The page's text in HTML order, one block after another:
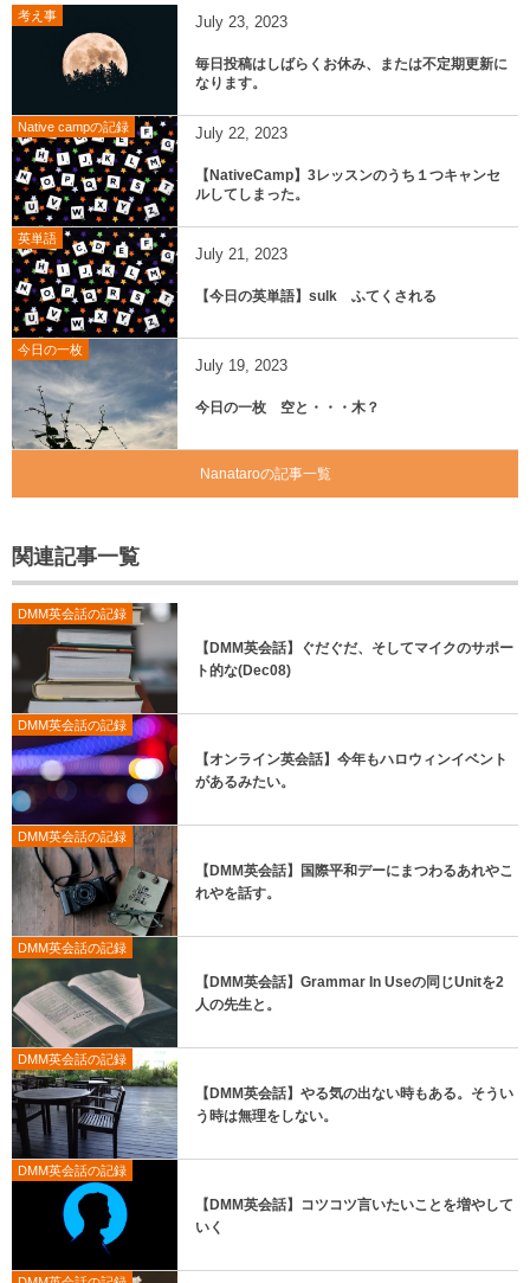
考え事 July 23, 2023
毎日投稿はしばらくお休み、または不定期更新に
なります。
Native campの記録 July 22, 2023
【NativeCamp】3レッスンのうち１つキャンセ
ルしてしまった。
英単語
July 21, 2023
【今日の英単語】sulk ふてくされる
今日の一枚
July 19, 2023
今日の一枚 空と・・・木？
Nanataroの記事一覧
関連記事一覧
DMM英会話の記録
【DMM英会話】ぐだぐだ、そしてマイクのサポー
ト的な(Dec08)
DMM英会話の記録
【オンライン英会話】今年もハロウィンイベント
があるみたい。
DMM英会話の記録
【DMM英会話】国際平和デーにまつわるあれやこ
れやを話す。
DMM英会話の記録
【DMM英会話】Grammar In Useの同じUnitを2
人の先生と。
DMM英会話の記録
【DMM英会話】やる気の出ない時もある。そうい
う時は無理をしない。
DMM英会話の記録
【DMM英会話】コツコツ言いたいことを増やして
いく